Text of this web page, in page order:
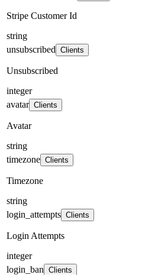
Stripe Customer Id
string
unsubscribed Clients
Unsubscribed
integer
avatar Clients
Avatar
string
timezone Clients
Timezone
string
login_attempts Clients
Login Attempts
integer
login_ban Clients